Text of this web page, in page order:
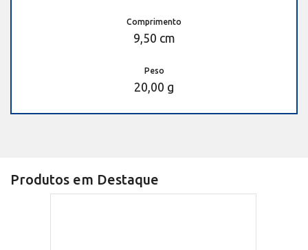
Comprimento
9,50 cm
Peso
20,00 g
Produtos em Destaque